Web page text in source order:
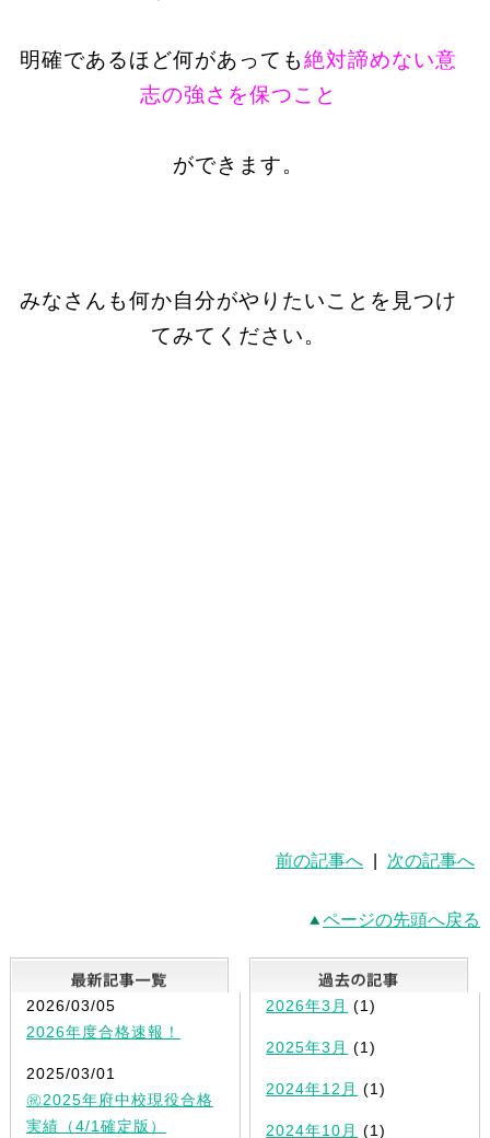
明確であるほど何があっても絶対諦めない意
志の強さを保つこと
ができます。
みなさんも何か自分がやりたいことを見つけ
てみてください。
前の記事へ 次の記事へ
ページの先頭へ戻る
最新記事一覧
2026/03/05
2026年度合格速報！
2025/03/01
㊗2025年府中校現役合格
実績（4/1確定版）
2026年3月 (1)
2025年3月 (1)
2024年12月 (1)
2024年10月 (1)